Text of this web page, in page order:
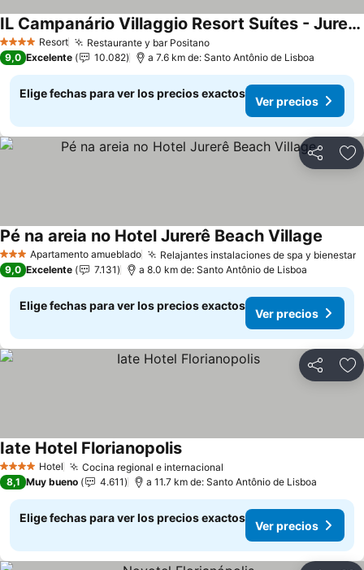
4 EstrellasResort Restaurante y bar PositanoVer precios
IL Campanário Villaggio Resort Suítes - Jurerê Internacional - Reserva direta com dono
Ver precios
9,0 Excelente 10.082 a 7.6 km de: Santo Antônio de Lisboa
Elige fechas para ver los precios exactos
Ver precios
Compartir
3 EstrellasApartamento amueblado Relajantes instalaciones de spa y bienestar
Pé na areia no Hotel Jurerê Beach Village
9,0 Excelente 7.131 a 8.0 km de: Santo Antônio de Lisboa
Elige fechas para ver los precios exactos
Ver precios
Compartir
4 EstrellasHotel Cocina regional e internacional
Iate Hotel FlorianopolisVer precios
8,1 Muy bueno 4.611 a 11.7 km de: Santo Antônio de Lisboa
Elige fechas para ver los precios exactos
Ver precios